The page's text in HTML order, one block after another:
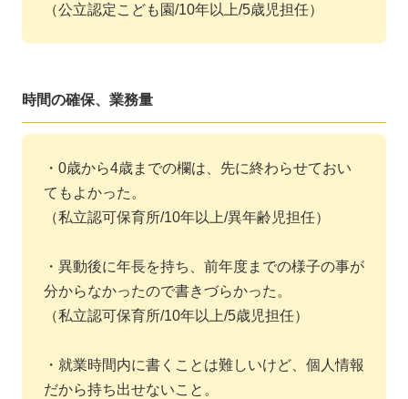
（公立認定こども園/10年以上/5歳児担任）
時間の確保、業務量
・0歳から4歳までの欄は、先に終わらせておい
てもよかった。
（私立認可保育所/10年以上/異年齢児担任）
・異動後に年長を持ち、前年度までの様子の事が
分からなかったので書きづらかった。
（私立認可保育所/10年以上/5歳児担任）
・就業時間内に書くことは難しいけど、個人情報
だから持ち出せないこと。